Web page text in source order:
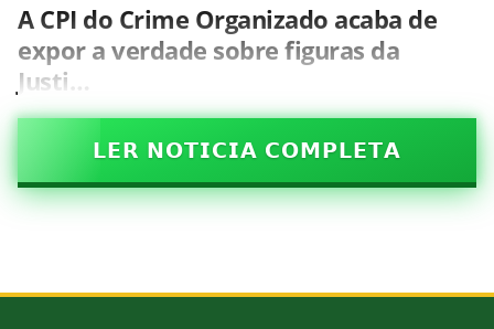
A CPI do Crime Organizado acaba de
expor a verdade sobre figuras da
Justi…
𝗟𝗘𝗥 𝗡𝗢𝗧𝗜𝗖𝗜𝗔 𝗖𝗢𝗠𝗣𝗟𝗘𝗧𝗔